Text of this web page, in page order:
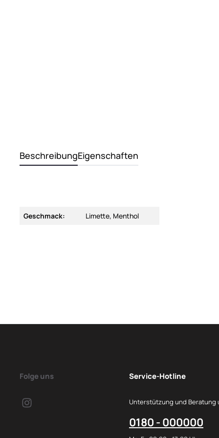
BeschreibungEigenschaften
Geschmack: Limette, Menthol
Folge uns Service-Hotline
Unterstützung und Beratung
0180 - 000000